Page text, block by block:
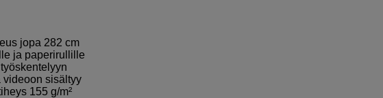
jopa 282 cm
ja paperirullille
videoon sisältyy
155 g/m²